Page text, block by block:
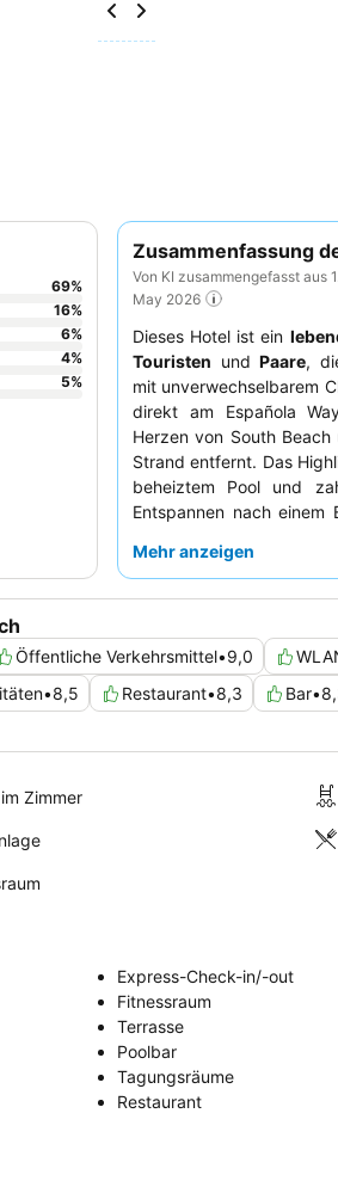
Zusammenfassung
Von KI zusammengefasst aus
May 2026
Dieses Hotel ist ein
Touristen undPaare,
mit unverwechselbarem
direkt am Española
Herzen von South
Strand entfernt. Das
beheiztem Pool und
Entspannen nach
köstliche Frühstück
Mehr anzeigen
Öffentliche Verkehrsmittel•9,0
•8,5 Restaurant•8,3 Bar•
69%
16%
6%
4%
5%
Zimmer
Express-Check-in/-out
Fitnessraum
Terrasse
Poolbar
Tagungsräume
Restaurant